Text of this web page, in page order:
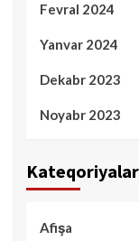
Fevral 2024
Yanvar 2024
Dekabr 2023
Noyabr 2023
Kateqoriyalar
Afişa